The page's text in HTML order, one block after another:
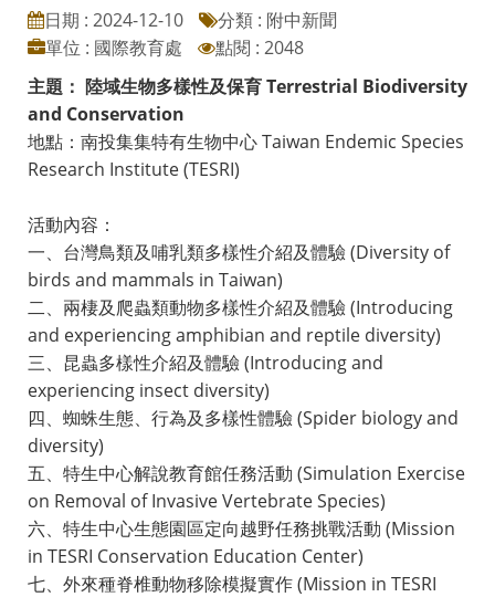
日期 : 2024-12-10
分類 : 附中新聞
單位 : 國際教育處
點閱 : 2048
主題： 陸域生物多樣性及保育 Terrestrial Biodiversity
and Conservation
地點：南投集集特有生物中心 Taiwan Endemic Species
Research Institute (TESRI)
活動內容：
一、台灣鳥類及哺乳類多樣性介紹及體驗 (Diversity of
birds and mammals in Taiwan)
二、兩棲及爬蟲類動物多樣性介紹及體驗 (Introducing
and experiencing amphibian and reptile diversity)
三、昆蟲多樣性介紹及體驗 (Introducing and
experiencing insect diversity)
四、蜘蛛生態、行為及多樣性體驗 (Spider biology and
diversity)
五、特生中心解說教育館任務活動 (Simulation Exercise
on Removal of Invasive Vertebrate Species)
六、特生中心生態園區定向越野任務挑戰活動 (Mission
in TESRI Conservation Education Center)
七、外來種脊椎動物移除模擬實作 (Mission in TESRI